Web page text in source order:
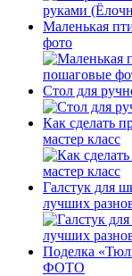
Маленькая
фото
Стол для
Как сделать
мастер класс
Галстук для
лучших
Поделка
ФОТО